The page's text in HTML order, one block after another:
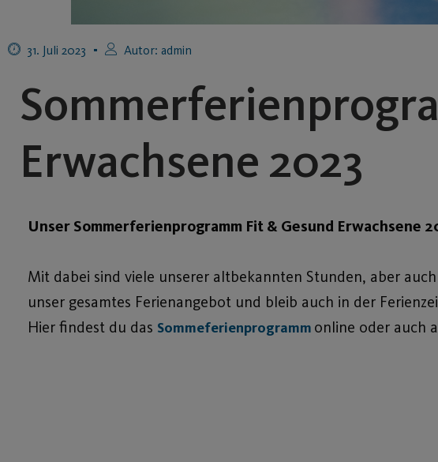
31. Juli 2023 Autor: admin
Erwachsene 2023
Unser Sommerferienprogramm Fit & Gesund Erwachsene
Mit dabei sind viele unserer altbekannten Stunden, aber
unser gesamtes Ferienangebot und bleib auch in der
Hier findest du das Sommeferienprogramm online oder auch